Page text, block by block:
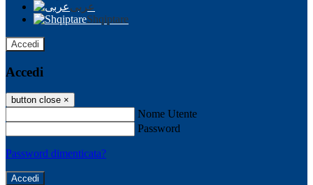
عربى
Shqiptare
Accedi
Accedi
button close ×
Nome Utente
Password
Password dimenticata?